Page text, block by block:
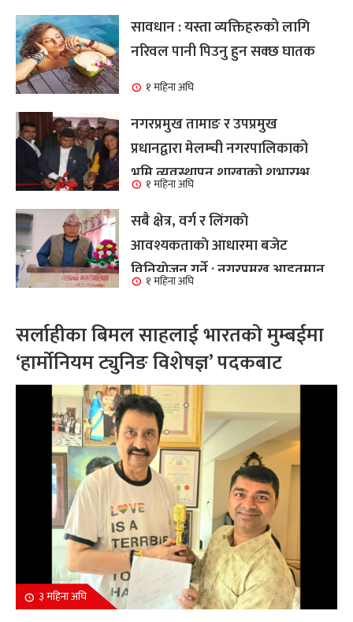
सावधान : यस्ता व्यक्तिहरुको लागि
नरिवल पानी पिउनु हुन सक्छ घातक
१ महिना अघि
नगरप्रमुख तामाङ र उपप्रमुख
प्रधानद्वारा मेलम्ची नगरपालिकाको
भूमि व्यवस्थापन शाखाको शुभारम्भ
कार्य सम्पन्न
१ महिना अघि
सबै क्षेत्र, वर्ग र लिंगकाे
आवश्यकताकाे आधारमा बजेट
विनियाेजन गर्ने : नगरप्रमुख आइतमान
तामाङ
१ महिना अघि
सर्लाहीका बिमल साहलाई भारतको मुम्बईमा
‘हार्मोनियम ट्युनिङ विशेषज्ञ’ पदकबाट
सम्मानित
३ महिना अघि